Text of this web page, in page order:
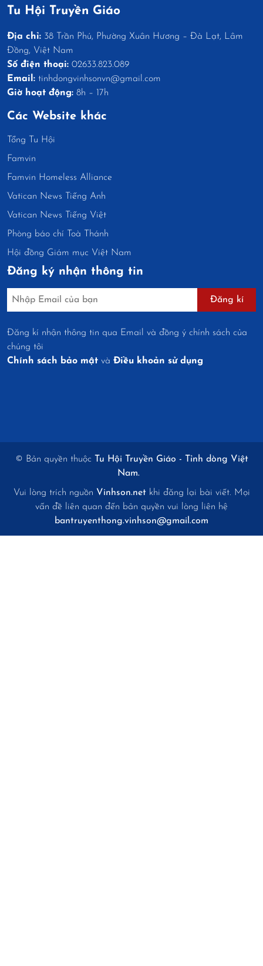
Tu Hội Truyền Giáo
Địa chỉ: 38 Trần Phú, Phường Xuân Hương – Đà Lạt, Lâm
Đồng, Việt Nam
Số điện thoại: 02633.823.089
Email: tinhdongvinhsonvn@gmail.com
Giờ hoạt động: 8h – 17h
Các Website khác
Tổng Tu Hội
Famvin
Famvin Homeless Alliance
Vatican News Tiếng Anh
Vatican News Tiếng Việt
Phòng báo chí Toà Thánh
Hội đồng Giám mục Việt Nam
Đăng ký nhận thông tin
Đăng kí
Đăng kí nhận thông tin qua Email và đồng ý chính sách của
chúng tôi
Chính sách bảo mật và Điều khoản sử dụng
© Bản quyền thuộc
Tu Hội Truyền Giáo - Tỉnh dòng Việt
Nam.
Vui lòng trích nguồn Vinhson.net khi đăng lại bài viết. Mọi
vấn đề liên quan đến bản quyền vui lòng liên hệ
bantruyenthong.vinhson@gmail.com